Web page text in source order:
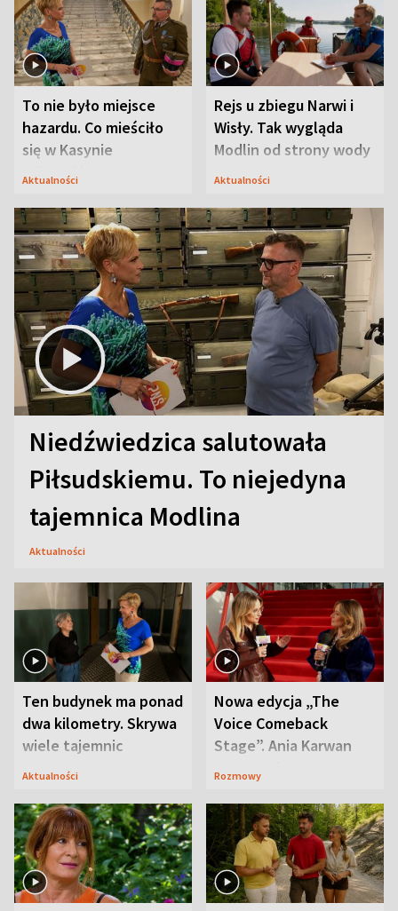
To nie było miejsce
hazardu. Co mieściło
się w Kasynie
Oficerskim?
Aktualności
Rejs u zbiegu Narwi i
Wisły. Tak wygląda
Modlin od strony wody
Aktualności
Niedźwiedzica salutowała
Piłsudskiemu. To niejedyna
tajemnica Modlina
Aktualności
Ten budynek ma ponad
dwa kilometry. Skrywa
wiele tajemnic
Aktualności
Nowa edycja „The
Voice Comeback
Stage”. Ania Karwan
zapowiada
Rozmowy